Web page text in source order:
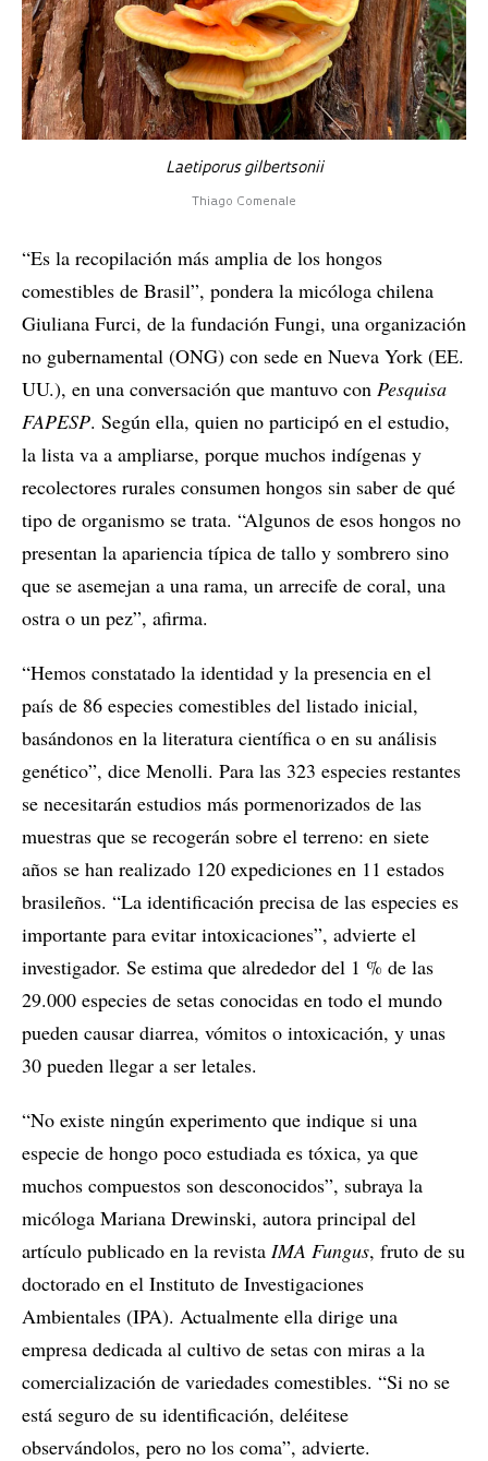
Laetiporus gilbertsonii
Thiago Comenale
“Es la recopilación más amplia de los hongos
comestibles de Brasil”, pondera la micóloga chilena
Giuliana Furci, de la fundación Fungi, una organización
no gubernamental (ONG) con sede en Nueva York (EE.
UU.), en una conversación que mantuvo con Pesquisa
FAPESP. Según ella, quien no participó en el estudio,
la lista va a ampliarse, porque muchos indígenas y
recolectores rurales consumen hongos sin saber de qué
tipo de organismo se trata. “Algunos de esos hongos no
presentan la apariencia típica de tallo y sombrero sino
que se asemejan a una rama, un arrecife de coral, una
ostra o un pez”, afirma.
“Hemos constatado la identidad y la presencia en el
país de 86 especies comestibles del listado inicial,
basándonos en la literatura científica o en su análisis
genético”, dice Menolli. Para las 323 especies restantes
se necesitarán estudios más pormenorizados de las
muestras que se recogerán sobre el terreno: en siete
años se han realizado 120 expediciones en 11 estados
brasileños. “La identificación precisa de las especies es
importante para evitar intoxicaciones”, advierte el
investigador. Se estima que alrededor del 1 % de las
29.000 especies de setas conocidas en todo el mundo
pueden causar diarrea, vómitos o intoxicación, y unas
30 pueden llegar a ser letales.
“No existe ningún experimento que indique si una
especie de hongo poco estudiada es tóxica, ya que
muchos compuestos son desconocidos”, subraya la
micóloga Mariana Drewinski, autora principal del
artículo publicado en la revista IMA Fungus, fruto de su
doctorado en el Instituto de Investigaciones
Ambientales (IPA). Actualmente ella dirige una
empresa dedicada al cultivo de setas con miras a la
comercialización de variedades comestibles. “Si no se
está seguro de su identificación, deléitese
observándolos, pero no los coma”, advierte.